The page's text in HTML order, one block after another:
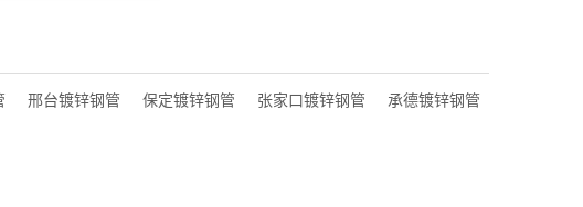
邢台镀锌钢管 保定镀锌钢管 张家口镀锌钢管 承德镀锌钢管